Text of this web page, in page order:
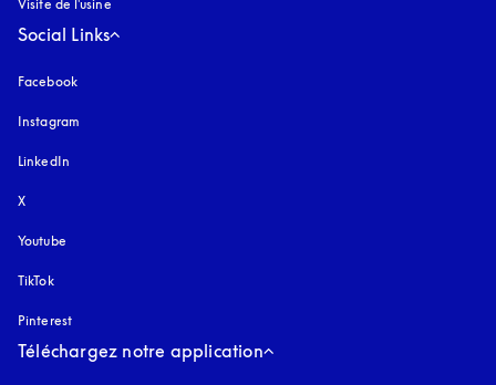
Visite de l'usine
Social Links
Facebook
Instagram
LinkedIn
X
Youtube
TikTok
Pinterest
Téléchargez notre application